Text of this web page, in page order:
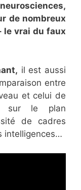
de nombreux
le vrai du faux
il est aussi
entre
et celui de
sur le plan
de cadres
intelligences…